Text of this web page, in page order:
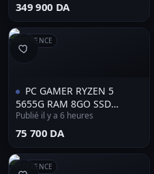
pouces WUXGA/Intel Arc
rétroéclairé
bilingue(FR/AR)/Windows
11 Pro
⁦349 900 DA⁩
RÉFÉRENCE
PC GAMER RYZEN 5
5655G RAM 8GO SSD
256GO VEGA 7
Publié il y a 6 heures
⁦75 700 DA⁩
RÉFÉRENCE